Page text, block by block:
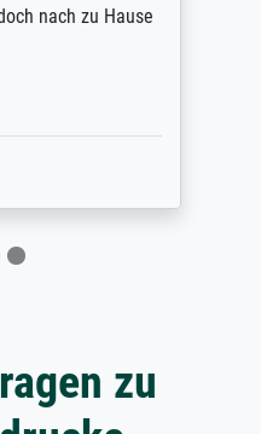
nach zu Hause
zu